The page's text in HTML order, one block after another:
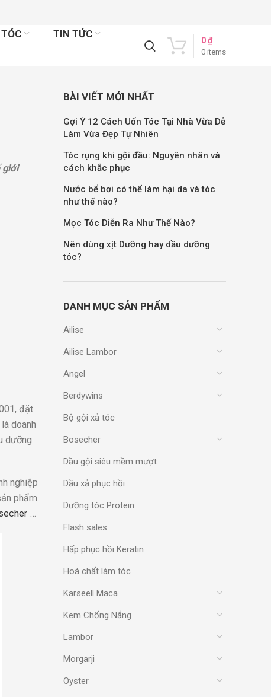
TIN TỨC
0 items
0₫
giới
đặt
doanh
dưỡng
nghiệp
phẩm
BÀI VIẾT MỚI NHẤT
Gợi Ý 12 Cách Uốn Tóc Tại Nhà Vừa Dễ
Làm Vừa Đẹp Tự Nhiên
Tóc rụng khi gội đầu: Nguyên nhân và
cách khắc phục
Nước bể bơi có thể làm hại da và tóc
như thế nào?
Mọc Tóc Diễn Ra Như Thế Nào?
Nên dùng xịt Dưỡng hay dầu dưỡng
tóc?
DANH MỤC SẢN PHẨM
Ailise
Ailise Lambor
Angel
Berdywins
Bộ gội xả tóc
Bosecher
Dầu gội siêu mềm mượt
Dầu xả phục hồi
Dưỡng tóc Protein
Flash sales
Hấp phục hồi Keratin
Hoá chất làm tóc
Karseell Maca
Kem Chống Nắng
Lambor
Morgarji
Oyster